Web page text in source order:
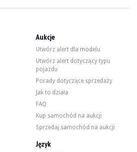
z siedzibą we Francji w Carquefou (44) i
rezerwową.
Aukcje
Utwórz alert dla modelu
Utwórz alert dotyczący typu
pojazdu
Porady dotyczące sprzedaży
Jak to działa
FAQ
Kup samochód na aukcji
Sprzedaj samochód na aukcji
Język